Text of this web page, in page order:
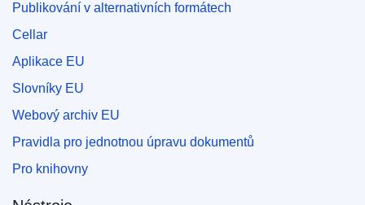
Publikování v alternativních formátech
Cellar
Aplikace EU
Slovníky EU
Webový archiv EU
Pravidla pro jednotnou úpravu dokumentů
Pro knihovny